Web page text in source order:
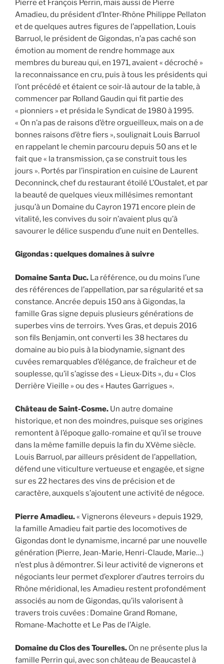
Pierre et François Perrin, mais aussi de Pierre
Amadieu, du président d’Inter-Rhône Philippe Pellaton
et de quelques autres figures de l’appellation, Louis
Barruol, le président de Gigondas, n’a pas caché son
émotion au moment de rendre hommage aux
membres du bureau qui, en 1971, avaient « décroché »
la reconnaissance en cru, puis à tous les présidents qui
l’ont précédé et étaient ce soir-là autour de la table, à
commencer par Rolland Gaudin qui fit partie des
« pionniers » et présida le Syndicat de 1980 à 1995.
« On n’a pas de raisons d’être orgueilleux, mais on a de
bonnes raisons d’être fiers », soulignait Louis Barruol
en rappelant le chemin parcouru depuis 50 ans et le
fait que « la transmission, ça se construit tous les
jours ». Portés par l’inspiration en cuisine de Laurent
Deconninck, chef du restaurant étoilé L’Oustalet, et par
la beauté de quelques vieux millésimes remontant
jusqu’à un Domaine du Cayron 1971 encore plein de
vitalité, les convives du soir n’avaient plus qu’à
savourer le délice suspendu d’une nuit en Dentelles.
Gigondas : quelques domaines à suivre
Domaine Santa Duc. La référence, ou du moins l’une
des références de l’appellation, par sa régularité et sa
constance. Ancrée depuis 150 ans à Gigondas, la
famille Gras signe depuis plusieurs générations de
superbes vins de terroirs. Yves Gras, et depuis 2016
son fils Benjamin, ont converti les 38 hectares du
domaine au bio puis à la biodynamie, signant des
cuvées remarquables d’élégance, de fraîcheur et de
souplesse, qu’il s’agisse des « Lieux-Dits », du « Clos
Derrière Vieille » ou des « Hautes Garrigues ».
Château de Saint-Cosme. Un autre domaine
historique, et non des moindres, puisque ses origines
remontent à l’époque gallo-romaine et qu’il se trouve
dans la même famille depuis la fin du XVème siècle.
Louis Barruol, par ailleurs président de l’appellation,
défend une viticulture vertueuse et engagée, et signe
sur es 22 hectares des vins de précision et de
caractère, auxquels s’ajoutent une activité de négoce.
Pierre Amadieu.« Vignerons éleveurs » depuis 1929,
la famille Amadieu fait partie des locomotives de
Gigondas dont le dynamisme, incarné par une nouvelle
génération (Pierre, Jean-Marie, Henri-Claude, Marie…)
n’est plus à démontrer. Si leur activité de vignerons et
négociants leur permet d’explorer d’autres terroirs du
Rhône méridional, les Amadieu restent profondément
associés au nom de Gigondas, qu’ils valorisent à
travers trois cuvées : Domaine Grand Romane,
Romane-Machotte et Le Pas de l’Aigle.
Domaine duClos des Tourelles. On ne présente plus la
famille Perrin qui, avec son château de Beaucastel à